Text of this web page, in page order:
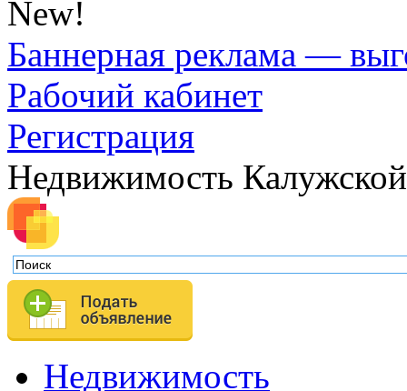
New!
Баннерная реклама —
Рабочий кабинет
Регистрация
Недвижимость
Недвижимость